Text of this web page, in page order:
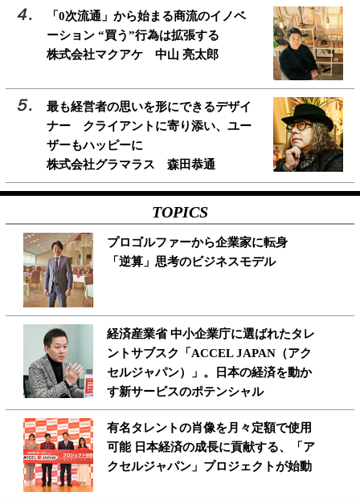
「0次流通」から始まる商流のイノベ
ーション “買う”行為は拡張する
株式会社マクアケ 中山 亮太郎
最も経営者の思いを形にできるデザイ
ナー クライアントに寄り添い、ユー
ザーもハッピーに
株式会社グラマラス 森田恭通
TOPICS
プロゴルファーから企業家に転身
「逆算」思考のビジネスモデル
経済産業省 中小企業庁に選ばれたタレ
ントサブスク「ACCEL JAPAN（アク
セルジャパン）」。日本の経済を動か
す新サービスのポテンシャル
有名タレントの肖像を月々定額で使用
可能 日本経済の成長に貢献する、「ア
クセルジャパン」プロジェクトが始動